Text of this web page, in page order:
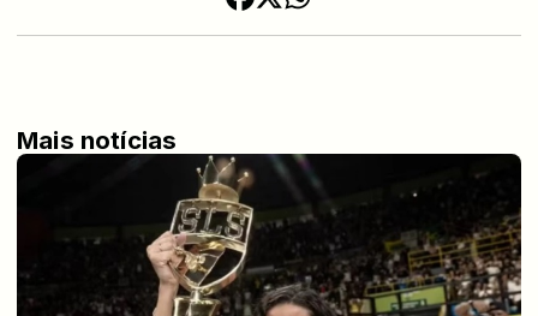
Mais notícias